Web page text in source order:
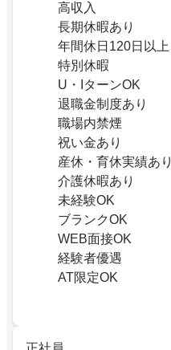
高収入
長期休暇あり
年間休日120日以上
特別休暇
U・IターンOK
退職金制度あり
職場内禁煙
祝い金あり
産休・育休実績あり
介護休暇あり
未経験OK
ブランクOK
WEB面接OK
経験者優遇
AT限定OK